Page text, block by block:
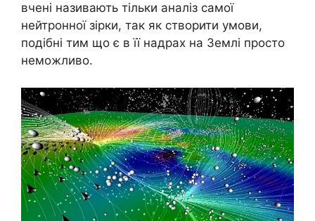
вчені називають тільки аналіз самої
нейтронної зірки, так як створити умови,
подібні тим що є в її надрах на Землі просто
неможливо.